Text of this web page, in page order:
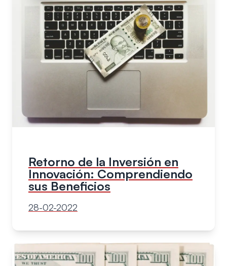
Retorno de la Inversión en
Innovación: Comprendiendo
sus Beneficios
28-02-2022